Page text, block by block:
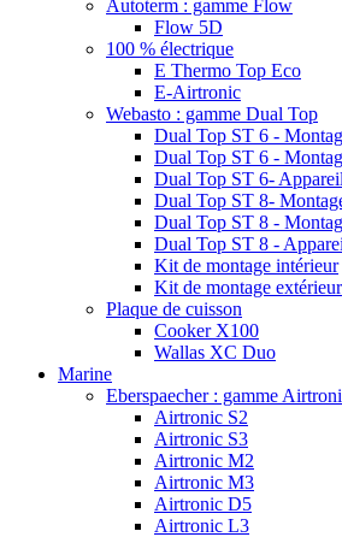
Autoterm : gamme Flow
Flow 5D
100 % électrique
E Thermo Top Eco
E-Airtronic
Webasto : gamme Dual Top
Dual Top ST 6 -
Dual Top ST 6 -
Dual Top ST 6-
Dual Top ST 8-
Dual Top ST 8 -
Dual Top ST 8 -
Kit de montage intérieur
Kit de montage extérieur
Plaque de cuisson
Cooker X100
Wallas XC Duo
Marine
Eberspaecher : gamme
Airtronic S2
Airtronic S3
Airtronic M2
Airtronic M3
Airtronic D5
Airtronic L3